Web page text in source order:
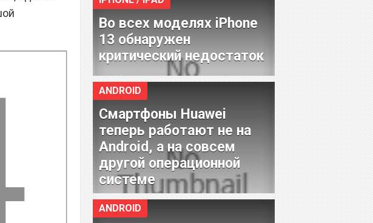
Во всех моделях iPhone
13 обнаружен
критический недостаток
ANDROID
Смартфоны Huawei
теперь работают не на
Android, а на совсем
другой операционной
системе
ANDROID